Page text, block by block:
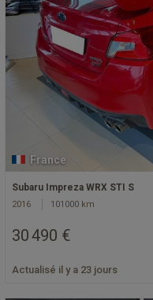
France
Subaru Impreza WRX STI S
2016 101000 km
30 490 €
Actualisé il y a 23 jours